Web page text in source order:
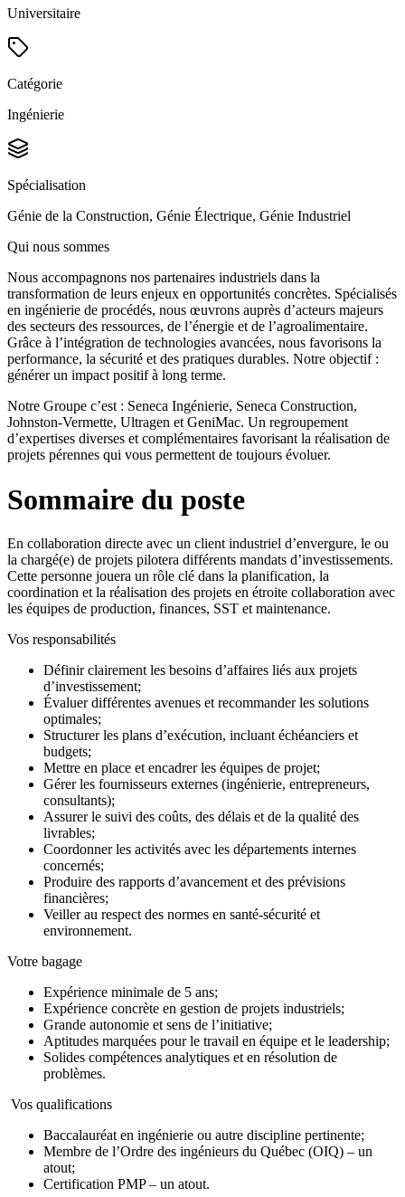
Universitaire
Catégorie
Ingénierie
Spécialisation
Génie de la Construction, Génie Électrique, Génie Industriel
Qui nous sommes
Nous accompagnons nos partenaires industriels dans la
transformation de leurs enjeux en opportunités concrètes. Spécialisés
en ingénierie de procédés, nous œuvrons auprès d’acteurs majeurs
des secteurs des ressources, de l’énergie et de l’agroalimentaire.
Grâce à l’intégration de technologies avancées, nous favorisons la
performance, la sécurité et des pratiques durables. Notre objectif :
générer un impact positif à long terme.
Notre Groupe c’est : Seneca Ingénierie, Seneca Construction,
Johnston-Vermette, Ultragen et GeniMac. Un regroupement
d’expertises diverses et complémentaires favorisant la réalisation de
projets pérennes qui vous permettent de toujours évoluer.
Sommaire du poste
En collaboration directe avec un client industriel d’envergure, le ou
la chargé(e) de projets pilotera différents mandats d’investissements.
Cette personne jouera un rôle clé dans la planification, la
coordination et la réalisation des projets en étroite collaboration avec
les équipes de production, finances, SST et maintenance.
Vos responsabilités
Définir clairement les besoins d’affaires liés aux projets
d’investissement;
Évaluer différentes avenues et recommander les solutions
optimales;
Structurer les plans d’exécution, incluant échéanciers et
budgets;
Mettre en place et encadrer les équipes de projet;
Gérer les fournisseurs externes (ingénierie, entrepreneurs,
consultants);
Assurer le suivi des coûts, des délais et de la qualité des
livrables;
Coordonner les activités avec les départements internes
concernés;
Produire des rapports d’avancement et des prévisions
financières;
Veiller au respect des normes en santé-sécurité et
environnement.
Votre bagage
Expérience minimale de 5 ans;
Expérience concrète en gestion de projets industriels;
Grande autonomie et sens de l’initiative;
Aptitudes marquées pour le travail en équipe et le leadership;
Solides compétences analytiques et en résolution de
problèmes.
Vos qualifications
Baccalauréat en ingénierie ou autre discipline pertinente;
Membre de l’Ordre des ingénieurs du Québec (OIQ) – un
atout;
Certification PMP – un atout.